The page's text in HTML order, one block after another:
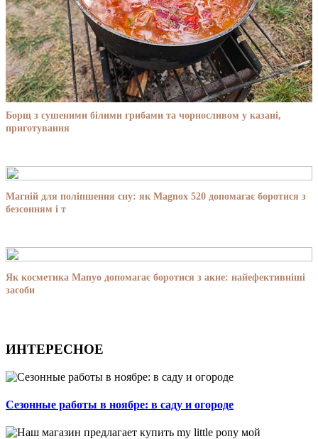
Борщ з сушеними білими грибами та чорносливом у казані,
приготування
Магній для поліпшення сну: як Magnox 520 допомагає боротися з
безсонням і т
Як косметика Manyo допомагає боротися з акне: найефективніші
засоби
ИНТЕРЕСНОЕ
Сезонные работы в ноябре: в саду и огороде